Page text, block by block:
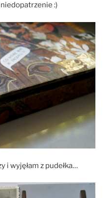
:)
i wyjęłam z pudełka…